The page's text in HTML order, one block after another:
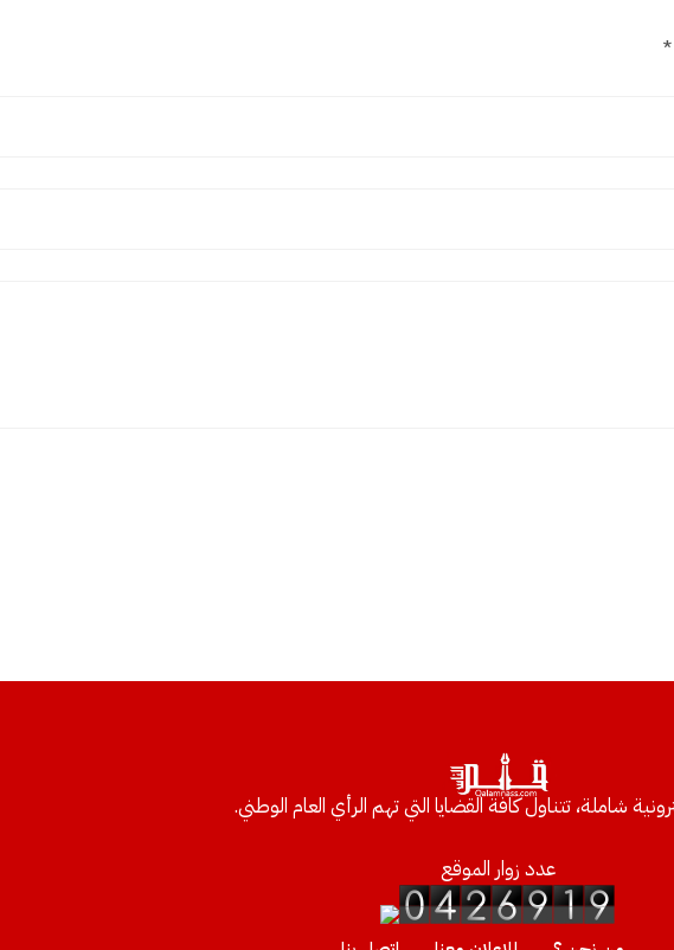
*
شاملة، تتناول كافة القضايا التي تهم الرأي العام الوطني.
عدد زوار الموقع